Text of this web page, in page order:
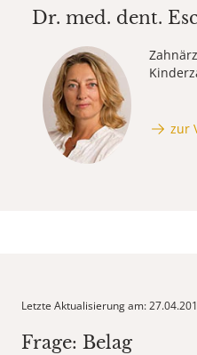
Dr. med. dent.
zur
Letzte Aktualisierung am:
Frage: Belag